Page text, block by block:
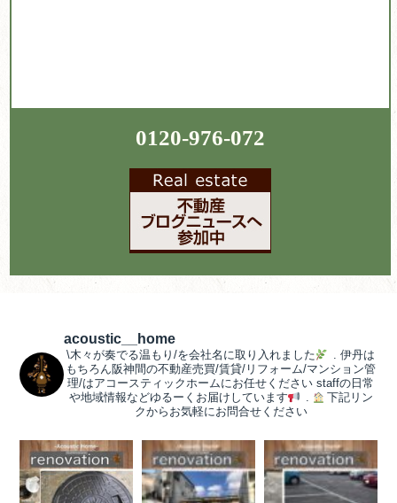
0120-976-072
acoustic__home
\木々が奏でる温もり/を会社名に取り入れました . 伊丹は
もちろん阪神間の不動産売買/賃貸/リフォーム/マンション管
理/はアコースティックホームにお任せください staffの日常
や地域情報などゆるーくお届けしています
.
下記リン
クからお気軽にお問合せください